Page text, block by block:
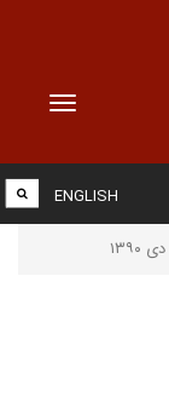
Toggle
ENGLISH
دی ۱۳۹۰